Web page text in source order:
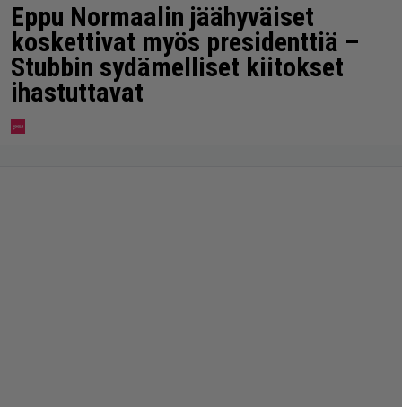
Eppu Normaalin jäähyväiset
koskettivat myös presidenttiä –
Stubbin sydämelliset kiitokset
ihastuttavat